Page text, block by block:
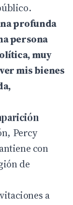
profunda
persona
muy
mis bienes
Percy
con
de
a